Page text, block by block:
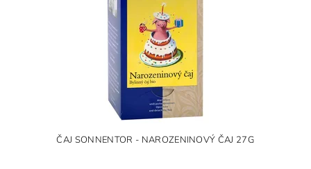
ČAJ SONNENTOR - NAROZENINOVÝ ČAJ 27G